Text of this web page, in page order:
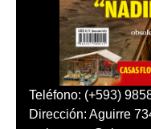
Teléfono: (+593)
Dirección: Aguirre